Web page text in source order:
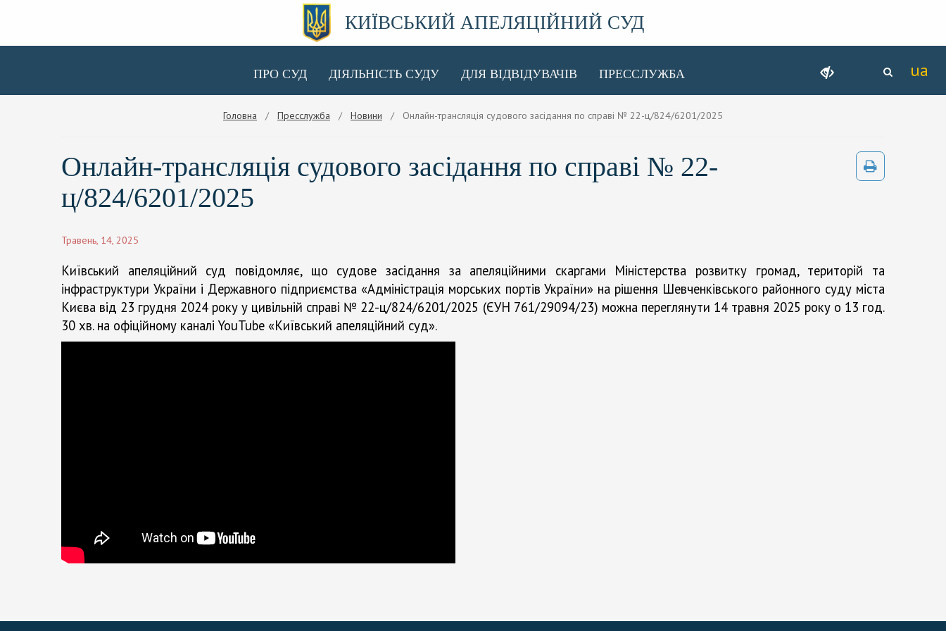
КИЇВСЬКИЙ АПЕЛЯЦІЙНИЙ СУД
ПРО СУД ДІЯЛЬНІСТЬ СУДУ ДЛЯ ВІДВІДУВАЧІВ ПРЕССЛУЖБА
Головна / Пресслужба / Новини / Онлайн-трансляція судового засідання по справі № 22-ц/824/6201/2025
Онлайн-трансляція судового засідання по справі № 22-
ц/824/6201/2025
Травень, 14, 2025
Київський апеляційний суд повідомляє, що судове засідання за апеляційними скаргами Міністерства розвитку громад, територій та
інфраструктури України і Державного підприємства «Адміністрація морських портів України» на рішення Шевченківського районного суду міста
Києва від 23 грудня 2024 року у цивільній справі № 22-ц/824/6201/2025 (ЄУН 761/29094/23) можна переглянути 14 травня 2025 року о 13 год.
30 хв. на офіційному каналі YouTube «Київський апеляційний суд».